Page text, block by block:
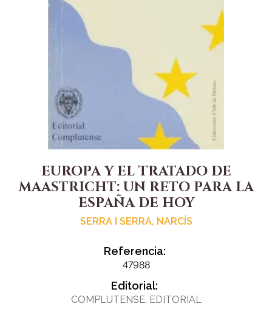
EUROPA Y EL TRATADO DE
MAASTRICHT: UN RETO PARA LA
ESPAÑA DE HOY
SERRA I SERRA, NARCÍS
Referencia:
47988
Editorial:
COMPLUTENSE, EDITORIAL